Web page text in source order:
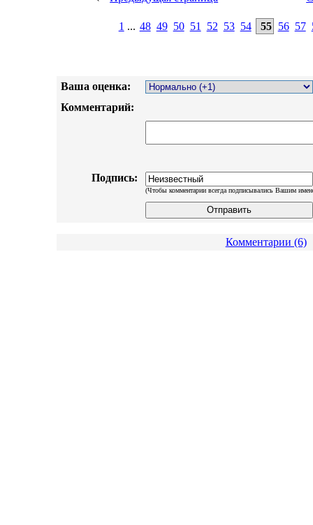
1 ... 48 49 50 51 52 53 54 55 56 57
Ваша оценка:
Комментарий:
Подпись:
(Чтобы комментарии всегда подписывались Вашим
Комментарии (6)